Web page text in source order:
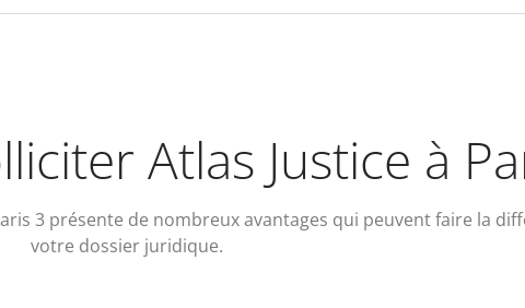
Atlas Justice à
3 présente de nombreux avantages qui peuvent faire la
votre dossier juridique.